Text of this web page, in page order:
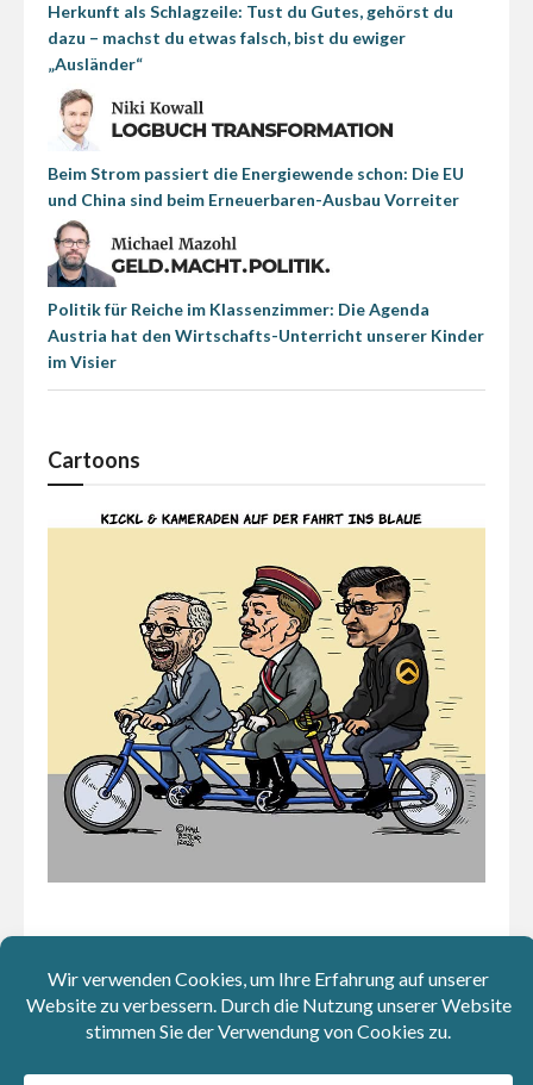
Herkunft als Schlagzeile: Tust du Gutes, gehörst du
dazu – machst du etwas falsch, bist du ewiger
„Ausländer“
Beim Strom passiert die Energiewende schon: Die EU
und China sind beim Erneuerbaren-Ausbau Vorreiter
Politik für Reiche im Klassenzimmer: Die Agenda
Austria hat den Wirtschafts-Unterricht unserer Kinder
im Visier
Cartoons